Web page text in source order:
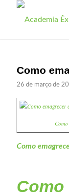
Como
26 de março de
Como
Como